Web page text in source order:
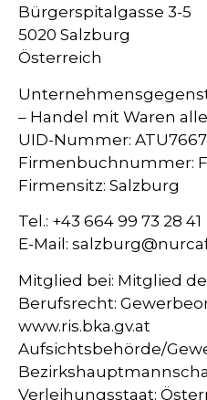
Bürgerspitalgasse 3-5
5020 Salzburg
Österreich
– Handel mit Waren
UID-Nummer:
Firmenbuchnummer:
Firmensitz: Salzburg
Tel.: +43 664 99 73 28 41
E-Mail:
Mitglied bei: Mitglied
Berufsrecht:
www.ris.bka.gv.at
Aufsichtsbehörde/
Verleihungsstaat: